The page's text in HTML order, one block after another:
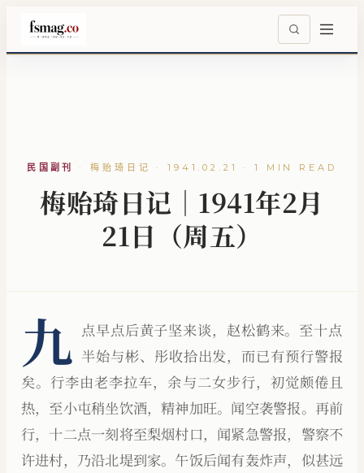
民国副刊 ·梅贻琦日记 · 1941.02.21 · 1 MIN READ
梅贻琦日记｜1941年2月
21日（周五）
九 点早点后黄子坚来谈，赵松鹤来。至十点
半始与彬、彤收拾出发，而已有预行警报
矣。行李由老李拉车，余与二女步行，初觉颇倦且
热，至小屯稍坐饮酒，精神加旺。闻空袭警报。再前
行，十二点一刻将至梨烟村口，闻紧急警报，警察不
许进村，乃沿北堤到家。午饭后闻有轰炸声，似甚远